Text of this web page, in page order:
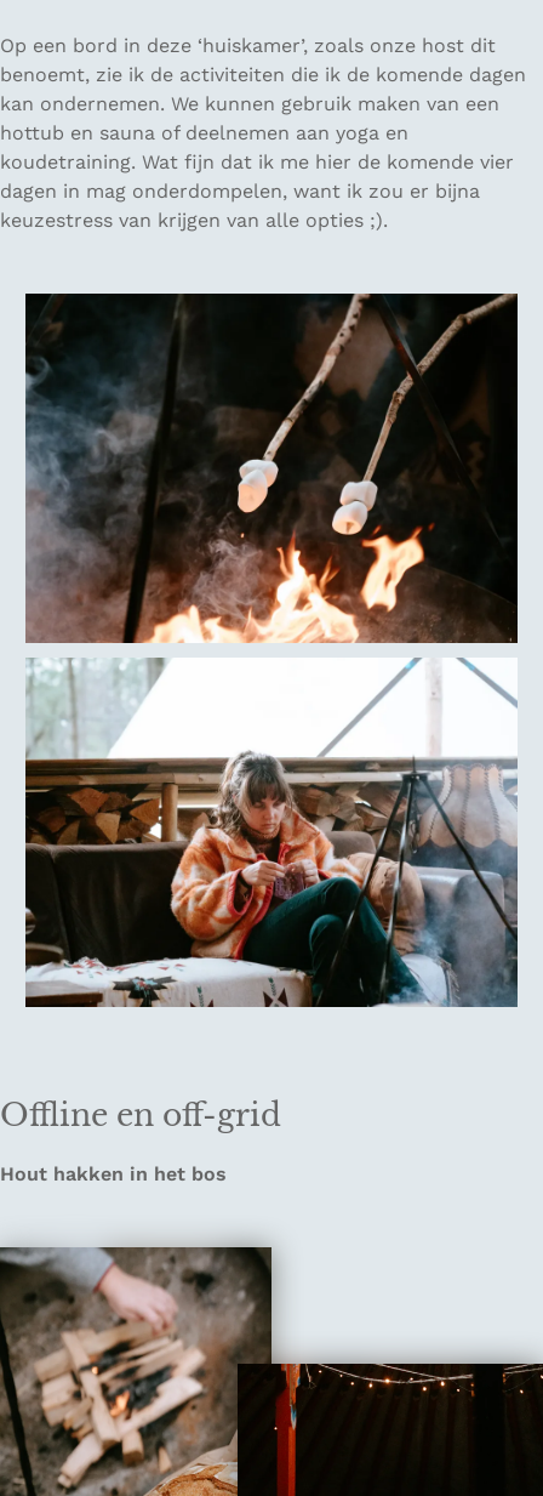
Op een bord in deze ‘huiskamer’, zoals onze host dit
benoemt, zie ik de activiteiten die ik de komende dagen
kan ondernemen. We kunnen gebruik maken van een
hottub en sauna of deelnemen aan yoga en
koudetraining. Wat fijn dat ik me hier de komende vier
dagen in mag onderdompelen, want ik zou er bijna
keuzestress van krijgen van alle opties ;).
Offline en off-grid
Hout hakken in het bos